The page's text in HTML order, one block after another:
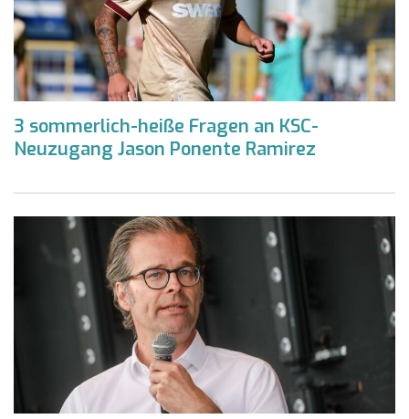
3 sommerlich-heiße Fragen an KSC-
Neuzugang Jason Ponente Ramirez